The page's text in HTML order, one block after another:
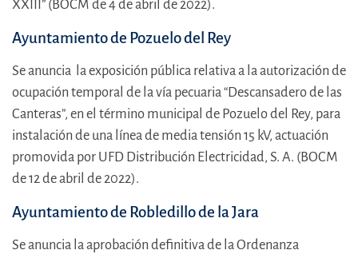
XXIII” (BOCM de 4 de abril de 2022).
Ayuntamiento de Pozuelo del Rey
Se anuncia la exposición pública relativa a la autorización de
ocupación temporal de la vía pecuaria “Descansadero de las
Canteras”, en el término municipal de Pozuelo del Rey, para
instalación de una línea de media tensión 15 kV, actuación
promovida por UFD Distribución Electricidad, S. A. (BOCM
de 12 de abril de 2022).
Ayuntamiento de Robledillo de la Jara
Se anuncia la aprobación definitiva de la Ordenanza